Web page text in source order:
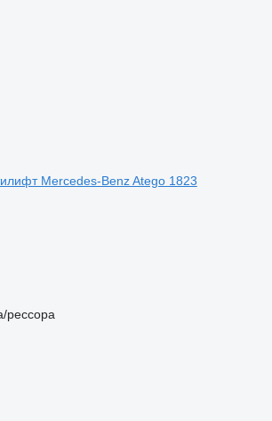
Mercedes-Benz Atego 1823
рессора